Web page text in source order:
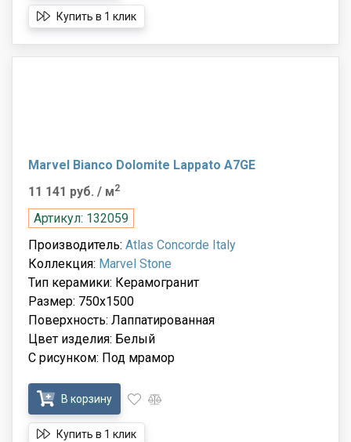
Купить в 1 клик
Marvel Bianco Dolomite Lappato A7GE
11 141 руб. / м2
Артикул: 132059
Производитель: Atlas Concorde Italy
Коллекция: Marvel Stone
Тип керамики: Керамогранит
Размер: 750x1500
Поверхность: Лаппатированная
Цвет изделия: Белый
С рисунком: Под мрамор
В корзину
Купить в 1 клик